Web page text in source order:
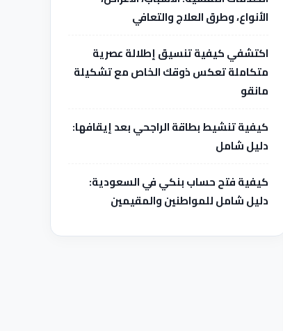
الأنواع، وطرق العلاج والتعافي
اكتشفي كيفية تنسيق إطلالة عصرية
متكاملة تعكس ذوقك الخاص مع تشكيلة
مانقو
كيفية تنشيط بطاقة الراجحي بعد إيقافها:
دليل شامل
كيفية فتح حساب بنكي في السعودية:
دليل شامل للمواطنين والمقيمين